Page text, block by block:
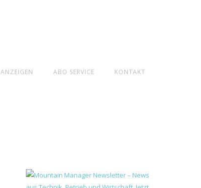
ANZEIGEN ABO SERVICE KONTAKT